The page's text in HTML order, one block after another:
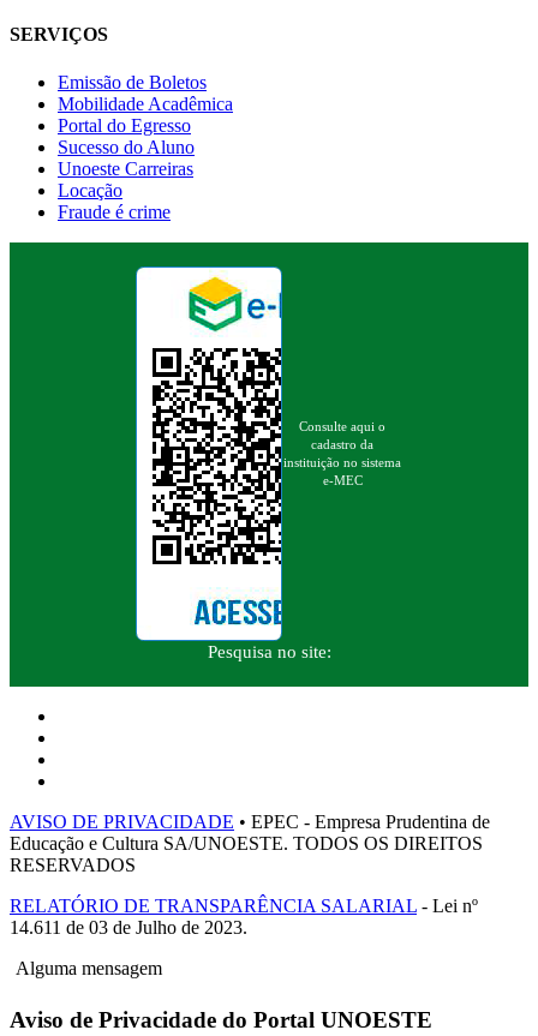
SERVIÇOS
Emissão de Boletos
Mobilidade Acadêmica
Portal do Egresso
Sucesso do Aluno
Unoeste Carreiras
Locação
Fraude é crime
Consulte aqui o
cadastro da
instituição no sistema
e-MEC
Pesquisa no site:
AVISO DE PRIVACIDADE • EPEC - Empresa Prudentina de
Educação e Cultura SA/UNOESTE. TODOS OS DIREITOS
RESERVADOS
RELATÓRIO DE TRANSPARÊNCIA SALARIAL - Lei nº
14.611 de 03 de Julho de 2023.
Alguma mensagem
Aviso de Privacidade do Portal UNOESTE